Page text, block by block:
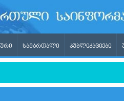
ᲡᲐᲛᲐᲠᲗᲐᲚᲘ ᲞᲣᲑᲚᲘᲙᲐᲪᲘᲔᲑᲘ
გარეშე